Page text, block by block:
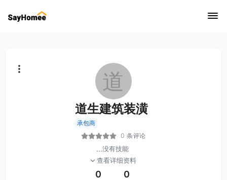
道
道生建筑装潢
承包商
0 条评论
...没有技能
查看详细资料
0 0